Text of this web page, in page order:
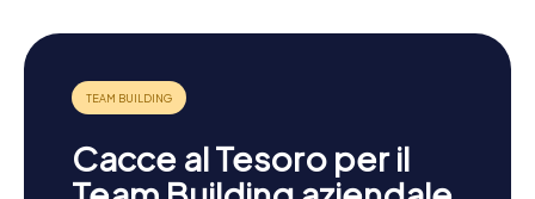
Cacce al Tesoro per il